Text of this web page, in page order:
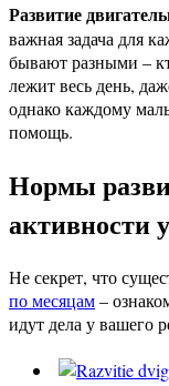
Развитие
важная задача для
бывают разными –
лежит весь день,
однако каждому
помощь.
Нормы
активности
Не секрет, что
по месяцам–
идут дела у вашего